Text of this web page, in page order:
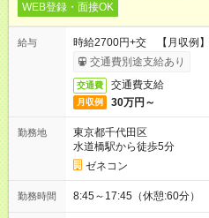
WEB登録・面接OK
給与
時給2700円+交 【月収例
交通費別途支給あり
交通費 交通費支給
月収例 30万円～
勤務地
東京都千代田区
水道橋駅から徒歩5分
ゼネコン
勤務時間 8:45～17:45（休憩:60分）